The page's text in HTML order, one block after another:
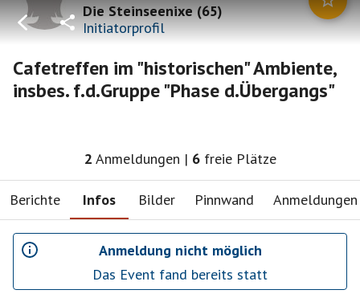
Die Steinseenixe(65)
Initiatorprofil
Cafetreffen im "historischen" Ambiente,
insbes. f.d.Gruppe "Phase d.Übergangs"
2 Anmeldungen | 6 freie Plätze
Berichte Infos Bilder Pinnwand Anmeldungen
Anmeldung nicht möglich
Das Event fand bereits statt